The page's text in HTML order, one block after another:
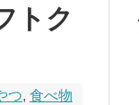
トク
つ, 食べ物